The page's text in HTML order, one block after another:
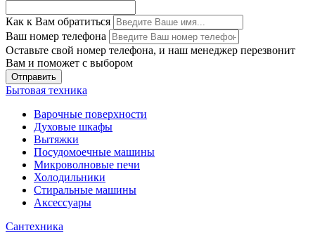
Как к Вам обратиться
Ваш номер телефона
Оставьте свой номер телефона, и наш менеджер перезвонит
Вам и поможет с выбором
Отправить
Бытовая техника
Варочные поверхности
Духовые шкафы
Вытяжки
Посудомоечные машины
Микроволновые печи
Холодильники
Стиральные машины
Аксессуары
Сантехника